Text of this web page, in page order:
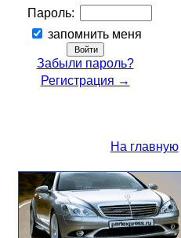
Пароль:
запомнить меня
Забыли пароль?
Регистрация →
На главную